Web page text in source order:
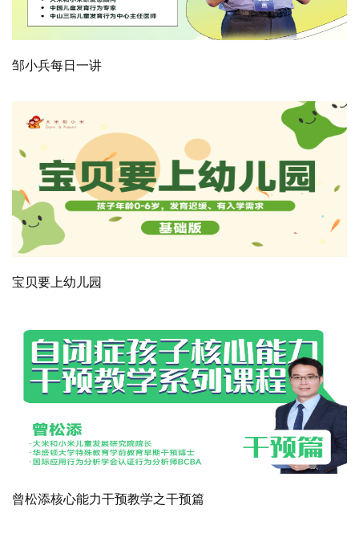
邹小兵每日一讲
宝贝要上幼儿园
曾松添核心能力干预教学之干预篇